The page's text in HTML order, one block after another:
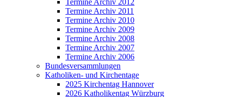
Termine Archiv 2012
Termine Archiv 2011
Termine Archiv 2010
Termine Archiv 2009
Termine Archiv 2008
Termine Archiv 2007
Termine Archiv 2006
Bundesversammlungen
Katholiken- und Kirchentage
2025 Kirchentag Hannover
2026 Katholikentag Würzburg